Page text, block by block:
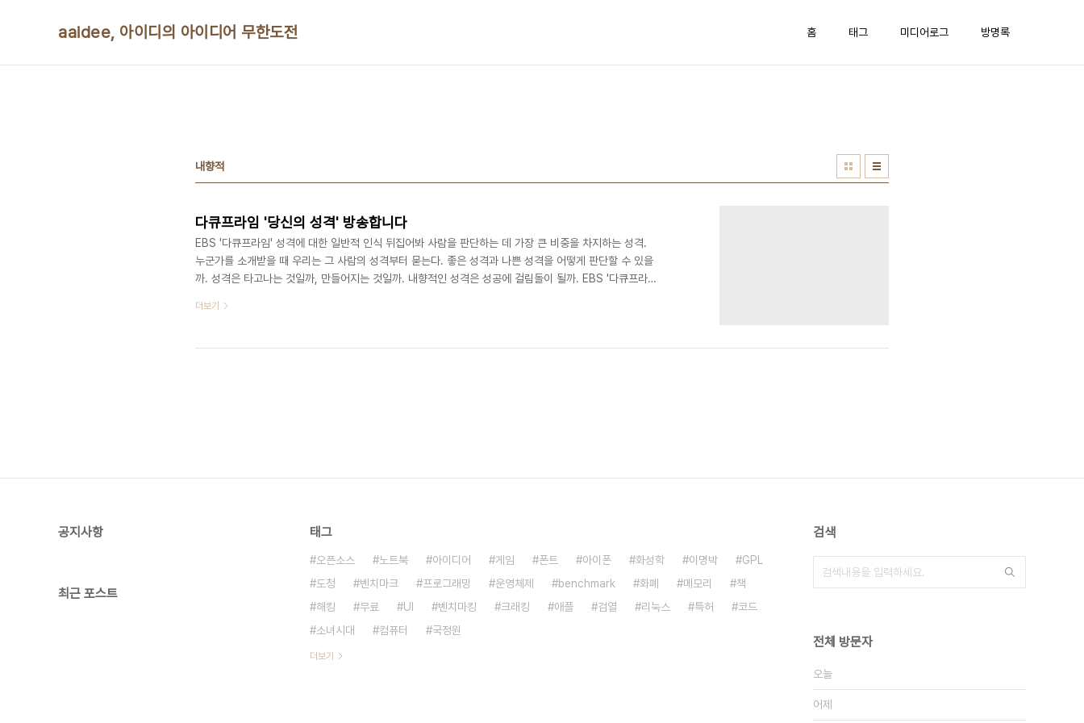
aaidee, 아이디의 아이디어 무한도전 홈 태그 미디어로그 방명록
내향적
다큐프라임 '당신의 성격' 방송합니다
EBS '다큐프라임' 성격에 대한 일반적 인식 뒤집어봐 사람을 판단하는 데 가장 큰 비중을 차지하는 성격.
누군가를 소개받을 때 우리는 그 사람의 성격부터 묻는다. 좋은 성격과 나쁜 성격을 어떻게 판단할 수 있을
까. 성격은 타고나는 것일까, 만들어지는 것일까. 내향적인 성격은 성공에 걸림돌이 될까. EBS '다큐프라
http://media.daum.net/entertain/view.html?cateid=1005&newsid=20100411213...
성적인 사람이 다수였습니다. 사실 공대..
더보기
공지사항
최근 포스트
태그
오픈소스 노트북 아이디어 게임 폰트 아이폰 화성학 이명박
GPL
도청
벤치마크 프로그래밍 운영체제 benchmark 화폐 메모리
책
해킹
무료 UI 벤치마킹 크래킹 애플 검열 리눅스 특허
코드
소녀시대
컴퓨터 국정원
더보기
검색
전체 방문자
오늘
어제